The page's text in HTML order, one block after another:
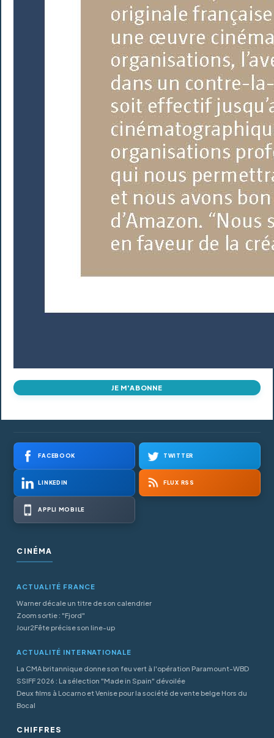
JE M'ABONNE
FACEBOOK TWITTER
LINKEDIN FLUX RSS
APPLI MOBILE
CINÉMA
ACTUALITÉ FRANCE
Warner décale un titre de son calendrier
Zoom sortie : "Fjord"
Jour2Fête précise son line-up
ACTUALITÉ INTERNATIONALE
La CMA britannique donne son feu vert à l'opération Paramount-WBD
SSIFF 2026 : La sélection "Made in Spain" dévoilée
Deux films à Locarno et Venise pour la société de vente belge Hors du
Bocal
CHIFFRES